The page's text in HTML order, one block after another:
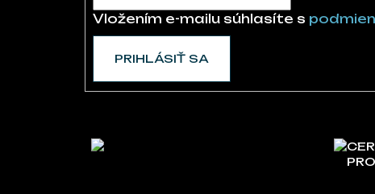
Vložením e-mailu súhlasíte s
PRIHLÁSIŤ SA